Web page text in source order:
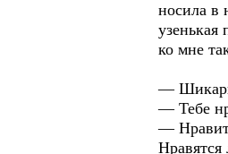
носила в
узенькая
ко мне
—
— Тебе
—
Нравятся